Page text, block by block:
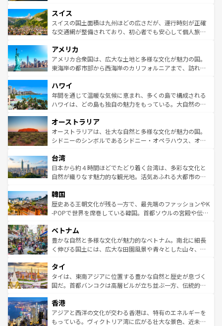
れる地方に足を運ぶとそれぞれで全く異なる文化を体験で
きるだろう。 なお、新着のフランス情報はコンテンツ一覧
を参照してほしい。
は、お酒好きな人にはぜひ体験してほしい。 なお、新着の
ドイツ情報はコンテンツ一覧を参照してほしい。
リアごとに異なる魅力がある。また、優雅なアフタヌーン
ティー、ビール好きにはたまらない英国パブ、サッカー観
戦など、本場だからこそできる体験も豊富。イギリスを旅
ンツ一覧を参照してほしい。
スイス
スイスの国土面積は九州ほどの広さだが、運行時刻が正確
な交通網が整備されており、初心者でも安心して個人旅行
の建物がそのまま残る町や、スイスならではのユニークな
博物館もあり、アルプス観光だけでなく町歩きも満喫する
ことができる。国民の所得が高いため物価も高いが、旅行
ば市内交通費無料で観光を楽しむこともできる。 なお、新
着のスイス情報はコンテンツ一覧 を参照してほしい。
アメリカ
アメリカ合衆国は、広大な土地と多様な文化が魅力の国。
東海岸の都市部から西海岸のカリフォルニアまで、訪れる
のような巨大都市は、観光、ショッピング、エンターテイ
ンメントが詰まった刺激的なスポットだ。一方、アメリカ
西部には大自然が広がり、グランドキャニオンやイエロー
部のニューオーリンズでは、音楽と美食が融合した独特の
文化が魅力。旅行者はアメリカの各地域で異なる魅力を楽
しみながら、その多様性と豊かな歴史を感じることができ
ならではの贅沢な旅のスタイルだ。 なお、新着のアメリカ
情報はコンテンツ一覧を参照してほしい。
ハワイ
年間を通じて温暖な気候に恵まれ、多くの島で構成される
ハワイは、どの島も独自の魅力をもっている。大自然の神
ワイ島は見逃せない。また、定番の観光地といえばオアフ
島だが、静かな自然を求めるならマウイ島やカウアイ島が
おすすめ。エメラルドグリーンに輝く海をはじめ、豊かな
れるおもてなしの心で訪れる人々を迎えてくれるハワイの
人々、おいしいローカルフードやハワイアンミュージッ
ク、伝統的なフラダンスなど、すべてがハワイの魅力を彩
ワイを、存分に味わってほしい。 なお、新着のハワイ情報
はコンテンツ一覧を参照してほしい。
オーストラリア
オーストラリアは、壮大な自然と多様な文化が魅力の国。
シドニーのシンボルであるシドニー・オペラハウス、オー
リアリーフや大陸中央部にそびえるウルル（エアーズロッ
ク）、タスマニアの美しい原生林やケアンズの熱帯雨林な
ど、見どころがたくさん。また、カフェやワイン、オージ
いる。アクティビティも充実しており、サーフィンやダイ
ビング、ハイキングなど、アウトドア好きにはたまらな
い。オーストラリアの多彩な魅力を存分に味わいつくそ
参照してほしい。
台湾
日本から約４時間ほどでたどり着く台湾は、多彩な文化と
自然が織りなす魅力的な観光地。活気あふれる大都市の台
ン）、静ひつな山岳地帯である台湾東部など、都市の喧騒
と山間の静けさが共存しており、訪れる人に新しい発見と
驚きをもたらしてくれる。また、奥深い台湾の食文化も魅
容にもいいと評判のスイーツなど、バラエティ豊かな料理
が味わえる。 なお、新着の台湾情報は コンテンツ一覧を参
照してほしい。
韓国
歴史ある王朝文化が残る一方で、最先端のファッションやK
-POPで世界を席巻している韓国。首都ソウルの宮殿や伝統
き、地方に足を延ばせば四季折々の自然美を楽しむことが
できる。そして、キムチや焼肉、絶品のストリートフード
まで、さまざまな韓国料理が待っている。夜には、韓国な
リティに包まれながら、韓国の多彩な魅力を心ゆくまで味
わってみてほしい。 なお、新着の韓国情報はコンテンツ一
覧を参照してほしい。
ベトナム
豊かな自然と多様な文化が魅力的なベトナム。南北に細長
く伸びる国土には、広大な田園風景や青々とした山々、世
急速な発展と共に伝統が息づく。ハノイの古い町並みやホ
ーチミン市のフランス統治時代の建物も、独特の雰囲気を
醸し出している。また、バラエティの豊かさとおいしさで
とつ。フォーやバインミー、ベトナムコーヒーなどは、ぜ
ひ現地で味わいたい。どの地域を訪れてもあたたかい人々
が旅行者を迎えてくれるので、きっと忘れられない旅にな
タイ
タイは、東南アジアに位置する豊かな自然と歴史が息づく
国だ。首都バンコクは高層ビルが立ち並ぶ一方、伝統的な
の活気が交差している。北部ではチェンマイなどの山岳地
帯で自然と触れ合い、南部ではプーケットやクラビの美し
いビーチでリゾート気分を楽しむことができる。タイ料理
香港
アジアと西洋の文化が交わる香港は、特有のエネルギーを
もっている。ヴィクトリア湾に広がる壮大な景色、近未来